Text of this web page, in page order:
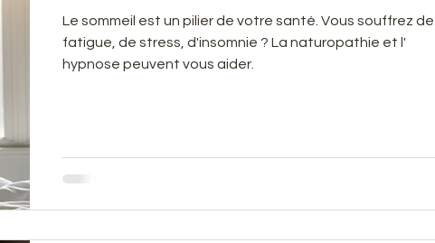
Le sommeil est un pilier de votre santé. Vous souffrez de
fatigue, de stress, d'insomnie ? La naturopathie et l'
hypnose peuvent vous aider.